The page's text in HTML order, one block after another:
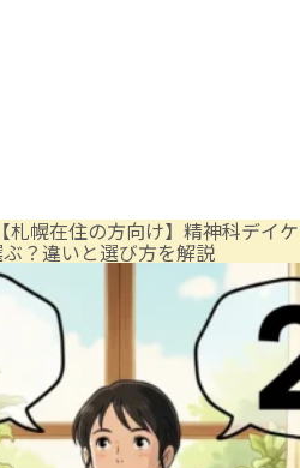
【札幌在住の方向け】精神科デイケ
？違いと選び方を解説